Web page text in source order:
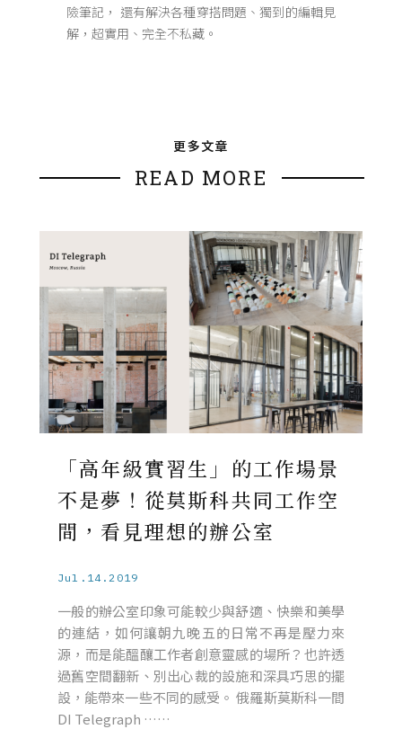
險筆記， 還有解決各種穿搭問題、獨到的編輯見
解，超實用、完全不私藏。
更多文章
READ MORE
「高年級實習生」的工作場景
不是夢！從莫斯科共同工作空
間，看見理想的辦公室
Jul.14.2019
一般的辦公室印象可能較少與舒適、快樂和美學
的連結，如何讓朝九晚五的日常不再是壓力來
源，而是能醞釀工作者創意靈感的場所？也許透
過舊空間翻新、別出心裁的設施和深具巧思的擺
設，能帶來一些不同的感受。 俄羅斯莫斯科一間
DI Telegraph ……